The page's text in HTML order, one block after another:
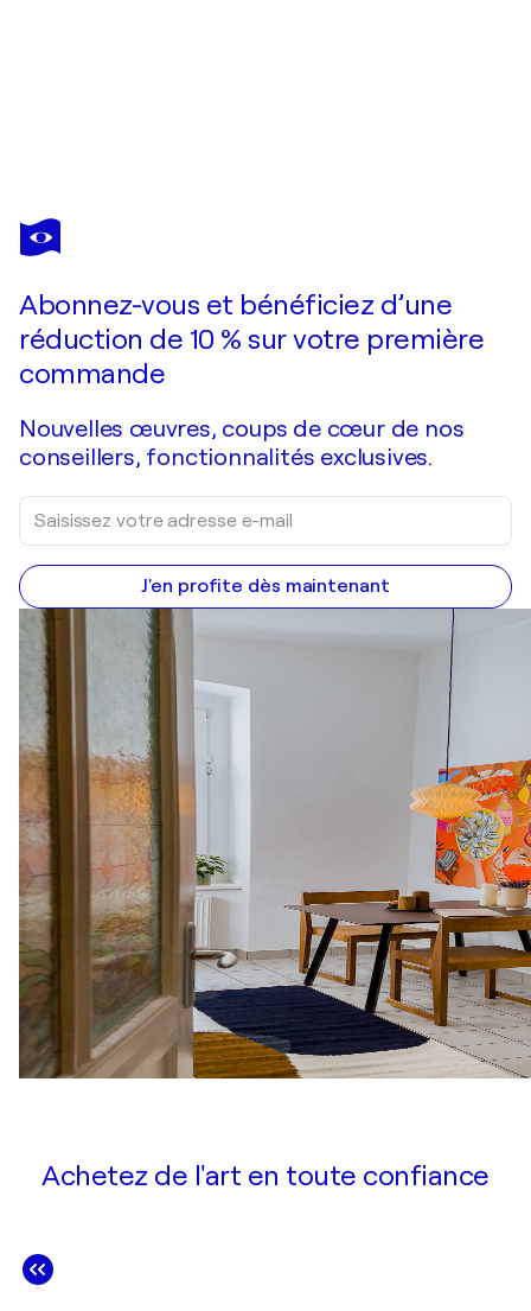
NATALIA AVONDET
Silencio que avanza
Abonnez-vous et bénéficiez d’une
réduction de 10 % sur votre première
commande
Nouvelles œuvres, coups de cœur de nos
conseillers, fonctionnalités exclusives.
J'en profite dès maintenant
Achetez de l'art en toute confiance